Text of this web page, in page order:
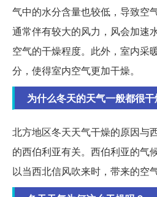
气中的水分含量也较低，导致空
通常伴有较大的风力，风会加速
空气的干燥程度。此外，室内采
分，使得室内空气更加干燥。
为什么冬天的天气一般都很
北方地区冬天天气干燥的原因与
的西伯利亚有关。西伯利亚的气
以当西北信风吹来时，带来的空